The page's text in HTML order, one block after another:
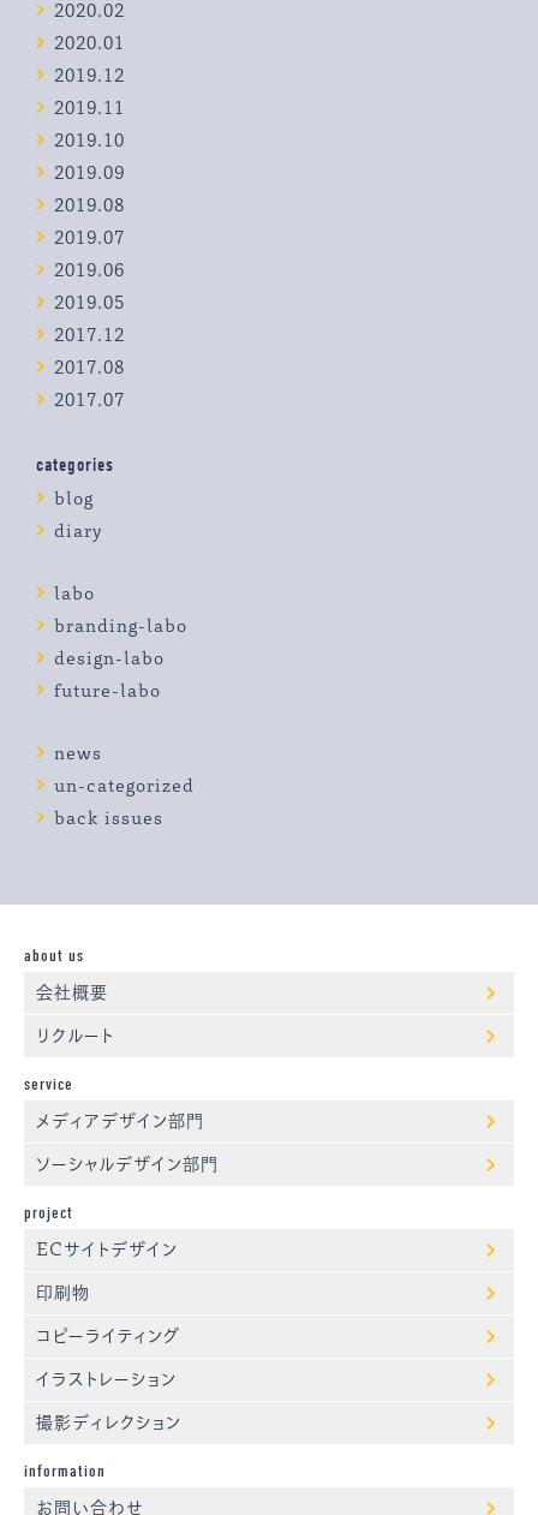
2020.02
2020.01
2019.12
2019.11
2019.10
2019.09
2019.08
2019.07
2019.06
2019.05
2017.12
2017.08
2017.07
categories
blog
diary
labo
branding-labo
design-labo
future-labo
news
un-categorized
back issues
about us
会社概要
リクルート
service
メディアデザイン部門
ソーシャルデザイン部門
project
ECサイトデザイン
印刷物
コピーライティング
イラストレーション
撮影ディレクション
information
お問い合わせ